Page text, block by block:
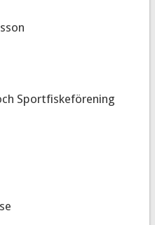
Sportfiskeförening